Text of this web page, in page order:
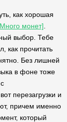
как хорошая
монет]
выбор. Тебе
как прочитать
Без лишней
в фоне тоже
перезагрузки и
причем именно
который